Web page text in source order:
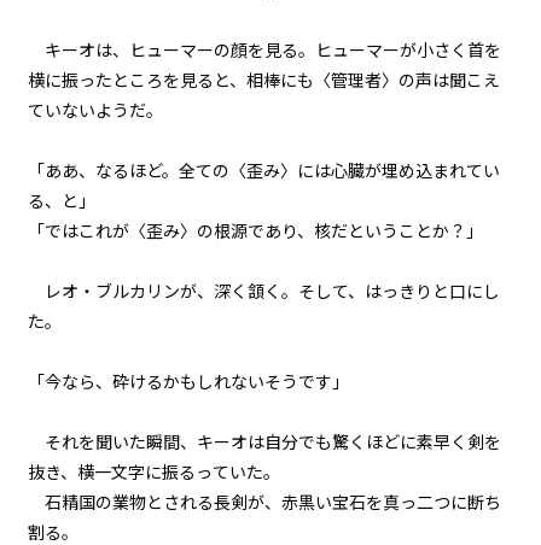
キーオは、ヒューマーの顔を見る。ヒューマーが小さく首を
横に振ったところを見ると、相棒にも〈管理者〉の声は聞こえ
ていないようだ。
「ああ、なるほど。全ての〈歪み〉には心臓が埋め込まれてい
る、と」
「ではこれが〈歪み〉の根源であり、核だということか？」
レオ・ブルカリンが、深く頷く。そして、はっきりと口にし
た。
「今なら、砕けるかもしれないそうです」
それを聞いた瞬間、キーオは自分でも驚くほどに素早く剣を
抜き、横一文字に振るっていた。
石精国の業物とされる長剣が、赤黒い宝石を真っ二つに断ち
割る。